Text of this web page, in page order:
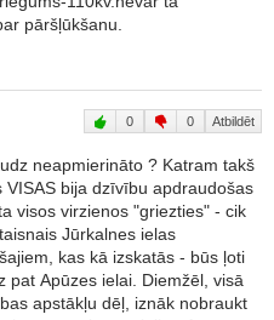
pāršļūkšanu.
0 0 Atbildēt
bija dzīvību apdraudošas
kas kā izskatās - būs ļoti